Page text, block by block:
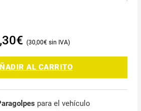
€ 30,00€
AL CARRITO
para el vehículo